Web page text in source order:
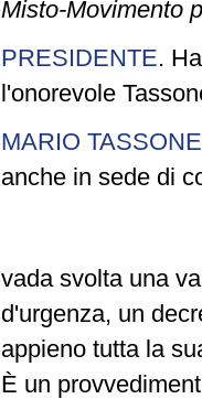
Misto-Movimento
PRESIDENTE.
l'onorevole
MARIO TASSONE
anche in sede di
vada svolta una
d'urgenza, un
appieno tutta la
È un